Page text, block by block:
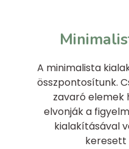
A minimalista
összpontosítunk.
zavaró elemek
elvonják a
kialakításával
keresett